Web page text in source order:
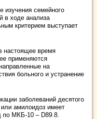
изучения семейного
в ходе анализа
критерием выступает
настоящее время
применяются
на
больного и устранение
заболеваний десятого
амилоидоз имеет
по МКБ-10 – D89.8.